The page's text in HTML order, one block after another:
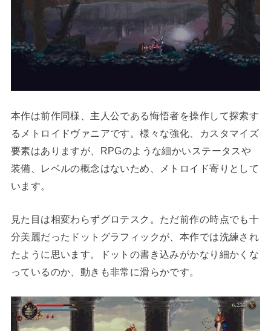
本作は前作同様、主人公である悔悟者を操作して探索す
るメトロイドヴァニアです。様々な強化、カスタマイズ
要素はありますが、RPGのような細かいステータスや
装備、レベルの概念はないため、メトロイド寄りとして
います。
見た目は相変わらずグロテスク。ただ前作の時点でも十
分美麗だったドットグラフィックが、本作では洗練され
たように思います。ドットの書き込みがかなり細かくな
っているのか、動きも非常に滑らかです。